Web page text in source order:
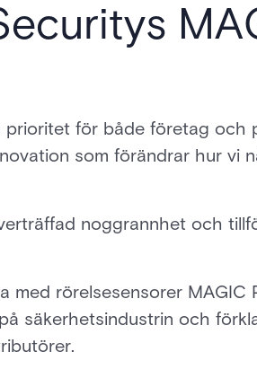
för både företag och
som förändrar hur vi
noggrannhet och
rörelsesensorer MAGIC
säkerhetsindustrin och